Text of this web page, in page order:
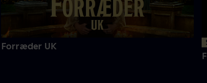
Forræder UK